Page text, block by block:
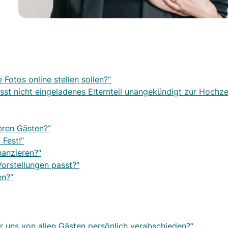
online stellen sollen?“
nicht eingeladenes Elternteil unangekündigt zur
Gästen?“
passt?“